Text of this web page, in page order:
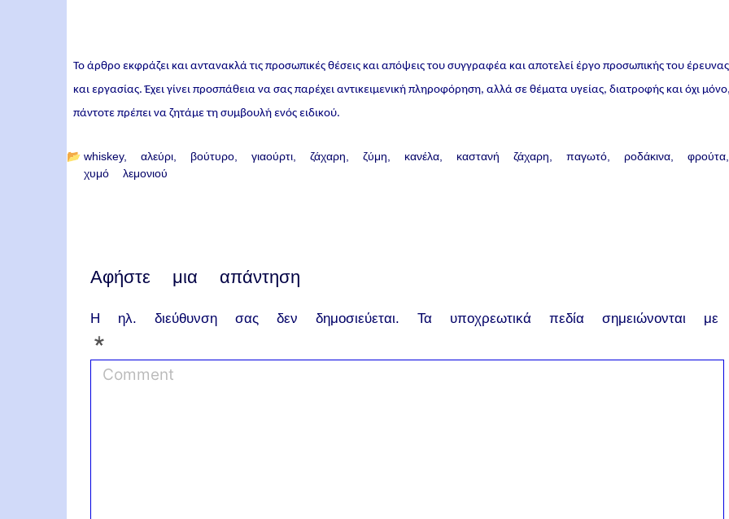
Το άρθρο εκφράζει και αντανακλά τις προσωπικές θέσεις και απόψεις του συγγραφέα και αποτελεί έργο προσωπικής του έρευνας
και εργασίας. Έχει γίνει προσπάθεια να σας παρέχει αντικειμενική πληροφόρηση, αλλά σε θέματα υγείας, διατροφής και όχι
πάντοτε πρέπει να ζητάμε τη συμβουλή ενός ειδικού.
📂 whiskey αλεύρι βούτυρο γιαούρτι ζάχαρη ζύμη κανέλα καστανή ζάχαρη παγωτό ροδάκινα
φρούτα
χυμό λεμονιού
Αφήστε μια απάντηση
Η ηλ. διεύθυνση σας δεν δημοσιεύεται.
Τα υποχρεωτικά πεδία σημειώνονται με
*